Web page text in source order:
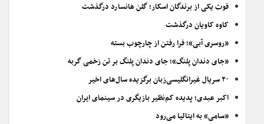
فوت یکی از برندگان اسکار؛ گلن هانسارد درگذشت
کاوه کاویان درگذشت
«روسری آبی»؛ فرا رفتن از چارچوب بسته
«جای دندان پلنگ»؛ جای دندان پلنگ بر تن زخمی گربه
۲۰ سریال غیرانگلیسی‌زبان برگزیده سال‌های اخیر
اکبر عبدی؛ پدیده کم‌نظیر بازیگری در سینمای ایران
«سامی» به ایتالیا می‌رود